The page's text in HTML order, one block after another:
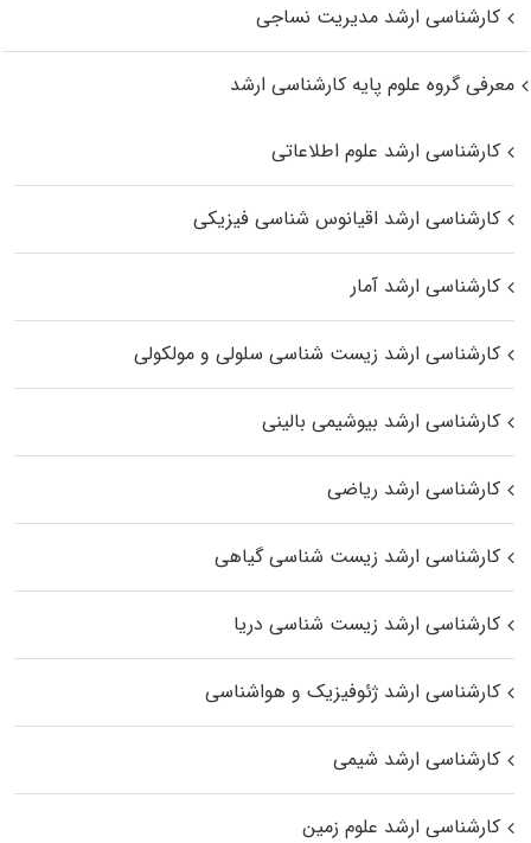
کارشناسی ارشد مدیریت نساجی
معرفی گروه علوم پایه کارشناسی ارشد
کارشناسی ارشد علوم اطلاعاتی
کارشناسی ارشد اقیانوس‌ شناسی فیزیکی
کارشناسی ارشد آمار
کارشناسی ارشد زیست شناسی سلولی و مولکولی
کارشناسی ارشد بیوشیمی بالینی
کارشناسی ارشد ریاضی
کارشناسی ارشد زیست‌ شناسی گیاهی
کارشناسی ارشد زیست‌ شناسی دریا
کارشناسی ارشد ژئوفیزیک و هواشناسی
کارشناسی ارشد شیمی
کارشناسی ارشد علوم زمین